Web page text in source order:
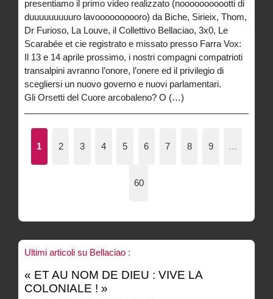
presentiamo il primo video realizzato (nooooooooootti di
duuuuuuuuuro lavoooooooooro) da Biche, Sirieix, Thom,
Dr Furioso, La Louve, il Collettivo Bellaciao, 3x0, Le
Scarabée et cie registrato e missato presso Farra Vox:
Il 13 e 14 aprile prossimo, i nostri compagni compatrioti
transalpini avranno l’onore, l’onere ed il privilegio di
scegliersi un nuovo governo e nuovi parlamentari.
Gli Orsetti del Cuore arcobaleno? O (…)
1 2 3 4 5 6 7 8 9 …
60
Ultimi articoli su Bellaciao :
« ET AU NOM DE DIEU : VIVE LA
COLONIALE ! »